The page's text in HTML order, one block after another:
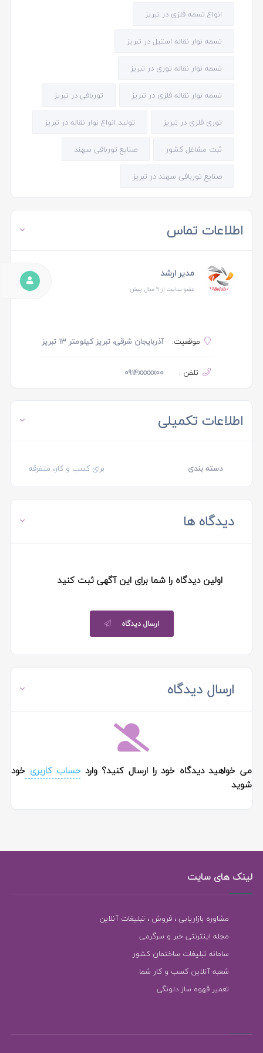
انواع تسمه فلزی در تبریز
تسمه نوار نقاله استیل در تبریز
تسمه نوار نقاله توری در تبریز
تسمه نوار نقاله فلزی در تبریز توربافی در تبریز
توری فلزی در تبریز تولید انواع نوار نقاله در تبریز
ثبت مشاغل کشور صنایع توربافی سهند
صنایع توربافی سهند در تبریز
اطلاعات تماس
مدیر ارشد
عضو سایت از 9 سال پیش
موقعیت: آذربایجان شرقی، تبریز کیلومتر 13 تبریز
تلفن : 0914xxxxx00
اطلاعات تکمیلی
دسته بندی برای کسب و کار، متفرقه
دیدگاه ها
اولین دیدگاه را شما برای این آگهی ثبت کنید
ارسال دیدگاه
ارسال دیدگاه
می خواهید دیدگاه خود را ارسال کنید؟ واردحساب کاربریخود
شوید
لینک های سایت
مشاوره بازاریابی ، فروش ، تبلیغات آنلاین
مجله اینترنتی خبر و سرگرمی
سامانه تبلیغات ساختمان کشور
شعبه آنلاین کسب و کار شما
تعمیر قهوه ساز دلونگی